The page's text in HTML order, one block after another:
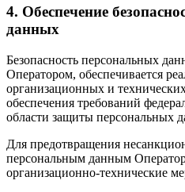
4. Обеспечение
данных
Безопасность персональных
Оператором, обеспечивается
организационных и
обеспечения требований
области защиты персональных
Для предотвращения
персональным данным
организационно-технические